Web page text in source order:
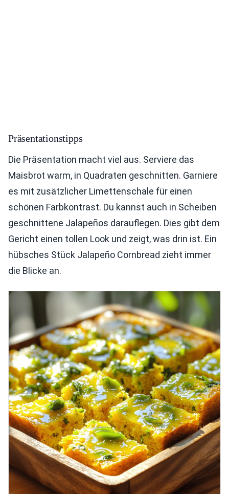
Präsentationstipps
Die Präsentation macht viel aus. Serviere das
Maisbrot warm, in Quadraten geschnitten. Garniere
es mit zusätzlicher Limettenschale für einen
schönen Farbkontrast. Du kannst auch in Scheiben
geschnittene Jalapeños darauflegen. Dies gibt dem
Gericht einen tollen Look und zeigt, was drin ist. Ein
hübsches Stück Jalapeño Cornbread zieht immer
die Blicke an.